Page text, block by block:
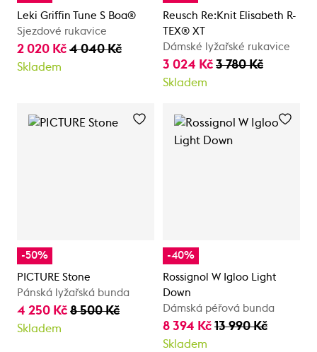
Leki Griffin Tune S Boa®
Sjezdové rukavice
2 020 Kč 4 040 Kč
Skladem
Reusch Re:Knit Elisabeth R-
TEX® XT
Dámské lyžařské rukavice
3 024 Kč 3 780 Kč
Skladem
-50%
PICTURE Stone
Pánská lyžařská bunda
4 250 Kč 8 500 Kč
Skladem
-40%
Rossignol W Igloo Light
Down
Dámská péřová bunda
8 394 Kč 13 990 Kč
Skladem